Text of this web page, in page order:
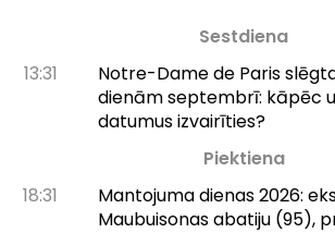
Sestdiena
13:31
Notre-Dame de Paris
dienām septembrī: kāpēc
datumus izvairīties?
Piektiena
18:31
Mantojuma dienas 2026:
Maubuisonas abatiju (95),